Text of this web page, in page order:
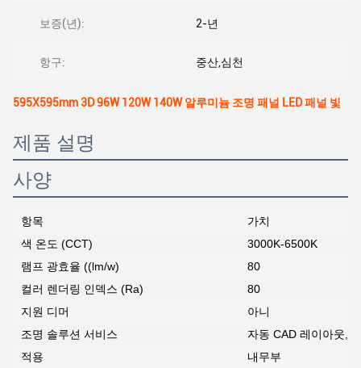
보증(년): 2-년
항구: 중산,심천
595X595mm 3D 96W 120W 140W 알루미늄 조명 패널 LED 패널 빛
제품 설명
사양
항목
가치
색 온도 (CCT)
3000K-6500K
램프 광효율 ((lm/w)
80
컬러 렌더링 인덱스 (Ra)
80
지원 디머
아니
조명 솔루션 서비스
자동 CAD 레이아웃,
적용
내무부